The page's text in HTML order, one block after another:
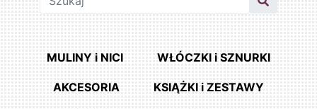
MULINY i NICI WŁÓCZKI i SZNURKI
AKCESORIA KSIĄŻKI i ZESTAWY